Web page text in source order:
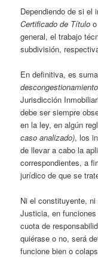
Dependiendo de si el
Certificado de Título
general, el trabajo
subdivisión,
En definitiva, es
descongestionamiento
Jurisdicción
debe ser siempre
en la ley, en algún
caso analizado), los
de llevar a cabo la
correspondientes, a
jurídico de que se
Ni el constituyente,
Justicia, en
cuota de
quiérase o no, será
funcione bien o